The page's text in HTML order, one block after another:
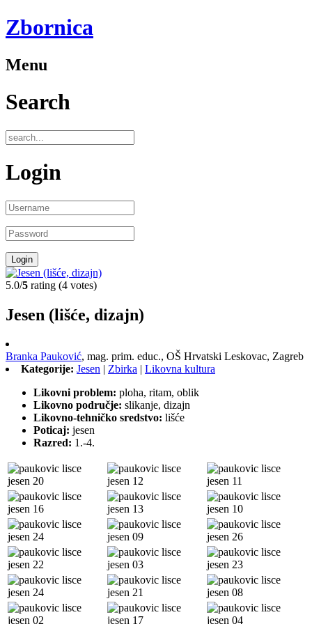
Zbornica
Menu
Search
Login
5.0/5 rating (4 votes)
Jesen (lišće, dizajn)
Branka Pauković, mag. prim. educ., OŠ Hrvatski Leskovac, Zagreb
Kategorije: Jesen | Zbirka | Likovna kultura
Likovni problem: ploha, ritam, oblik
Likovno područje: slikanje, dizajn
Likovno-tehničko sredstvo: lišće
Poticaj: jesen
Razred: 1.-4.